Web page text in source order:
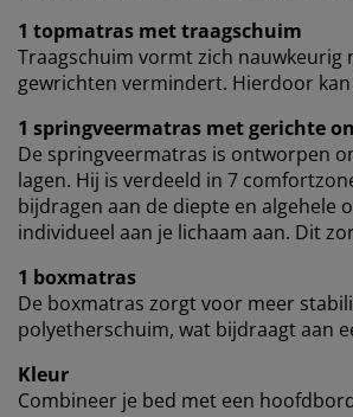
1 topmatras met traagschuim
Traagschuim vormt zich nauwkeurig
gewrichten vermindert. Hierdoor kan
1 springveermatras met gerichte
De springveermatras is ontworpen
lagen. Hij is verdeeld in 7
bijdragen aan de diepte en algehele
individueel aan je lichaam aan. Dit
1 boxmatras
De boxmatras zorgt voor meer
polyetherschuim, wat bijdraagt aan
Kleur
Combineer je bed met een